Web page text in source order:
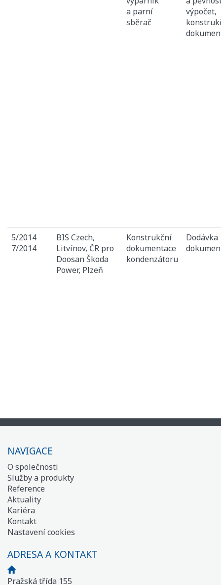
a parní
sběrač
výpočet,
5/2014
7/2014
BIS Czech,
Litvínov, ČR pro
Doosan Škoda
Power, Plzeň
Konstrukční
dokumentace
kondenzátoru
Dodávka
NAVIGACE
O společnosti
Služby a produkty
Reference
Aktuality
Kariéra
Kontakt
Nastavení cookies
ADRESA A KONTAKT
Pražská třída 155